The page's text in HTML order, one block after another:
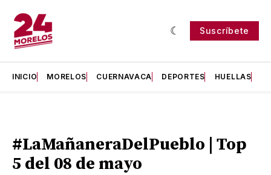
Suscríbete
INICIO MORELOS CUERNAVACA DEPORTES HUELLAS
#LaMañaneraDelPueblo | Top
5 del 08 de mayo